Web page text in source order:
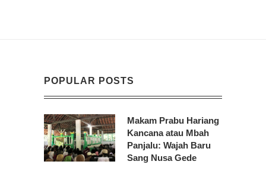
POPULAR POSTS
Makam Prabu Hariang
Kancana atau Mbah
Panjalu: Wajah Baru
Sang Nusa Gede